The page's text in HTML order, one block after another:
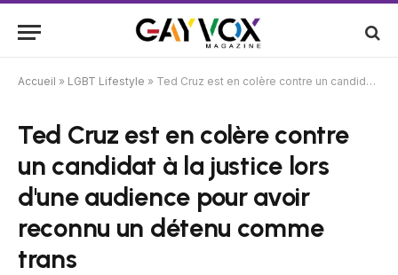
Accueil » LGBT Lifestyle » Ted Cruz est en colère contre un candidat à la justice lors d'une audience pour avoir reconnu un détenu comme trans
Ted Cruz est en colère contre
un candidat à la justice lors
d'une audience pour avoir
reconnu un détenu comme
trans